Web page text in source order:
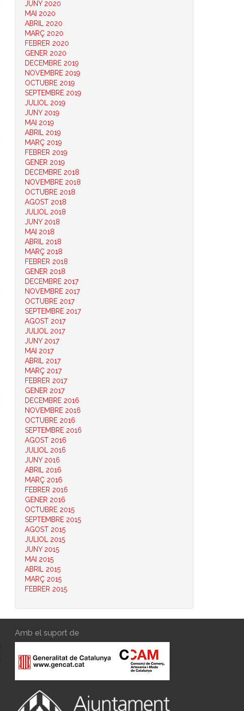
JUNY 2020
MAI 2020
ABRIL 2020
MARÇ 2020
FEBRER 2020
GENER 2020
DECEMBRE 2019
NOVEMBRE 2019
OCTUBRE 2019
SEPTEMBRE 2019
JULIOL 2019
JUNY 2019
MAI 2019
ABRIL 2019
MARÇ 2019
FEBRER 2019
GENER 2019
DECEMBRE 2018
NOVEMBRE 2018
OCTUBRE 2018
AGOST 2018
JULIOL 2018
JUNY 2018
MAI 2018
ABRIL 2018
MARÇ 2018
FEBRER 2018
GENER 2018
DECEMBRE 2017
NOVEMBRE 2017
OCTUBRE 2017
SEPTEMBRE 2017
AGOST 2017
JULIOL 2017
JUNY 2017
MAI 2017
ABRIL 2017
MARÇ 2017
FEBRER 2017
GENER 2017
DECEMBRE 2016
NOVEMBRE 2016
OCTUBRE 2016
SEPTEMBRE 2016
AGOST 2016
JULIOL 2016
JUNY 2016
ABRIL 2016
MARÇ 2016
FEBRER 2016
GENER 2016
OCTUBRE 2015
SEPTEMBRE 2015
AGOST 2015
JULIOL 2015
JUNY 2015
MAI 2015
ABRIL 2015
MARÇ 2015
FEBRER 2015
Amb el suport de